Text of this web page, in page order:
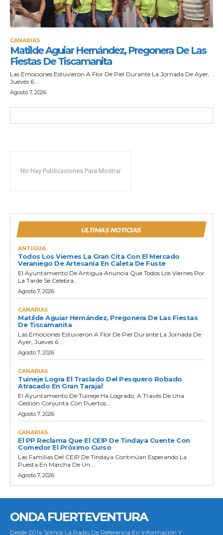
CANARIAS
Matilde Aguiar Hernández, Pregonera De Las
Fiestas De Tiscamanita
Las Emociones Estuvieron A Flor De Piel Durante La Jornada De Ayer,
Jueves 6...
Agosto 7, 2026
No Hay Publicaciones Para Mostrar
ULTIMAS NOTICIAS
ANTIGUA
Todos Los Viernes La Gran Cita Con El Mercado
Veraniego De Artesanía En Caleta De Fuste
El Ayuntamiento De Antigua Anuncia Que Todos Los Viernes Por
La Tarde Se Celebra...
Agosto 7, 2026
CANARIAS
Matilde Aguiar Hernández, Pregonera De Las Fiestas
De Tiscamanita
Las Emociones Estuvieron A Flor De Piel Durante La Jornada De
Ayer, Jueves 6...
Agosto 7, 2026
CANARIAS
Tuineje Logra El Traslado Del Pesquero Robado
Atracado En Gran Tarajal
El Ayuntamiento De Tuineje Ha Logrado, A Través De Una
Gestión Conjunta Con Puertos...
Agosto 7, 2026
CANARIAS
El PP Reclama Que El CEIP De Tindaya Cuente Con
Comedor El Próximo Curso
Las Familias Del CEIP De Tindaya Continúan Esperando La
Puesta En Marcha De Un...
Agosto 7, 2026
ONDA FUERTEVENTURA
Desde 2014 Somos La Radio De Referencia En Información Y